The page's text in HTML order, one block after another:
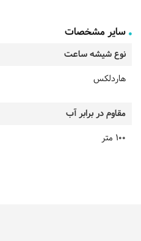
سایر مشخصات
نوع شیشه ساعت
هاردلکس
مقاوم در برابر آب
100 متر